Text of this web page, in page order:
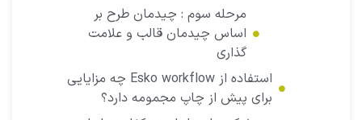
مرحله سوم : چیدمان طرح بر
اساس چیدمان قالب و علامت
گذاری
استفاده از Esko workflow چه مزایایی
برای پیش از چاپ مجمومه دارد؟